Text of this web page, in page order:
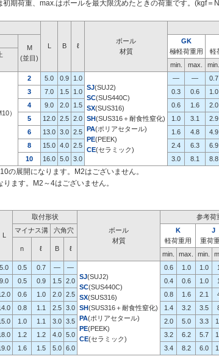
期荷重、max.はボールを最大限沈めたときの荷重です。(kgf＝
L B ℓ
ボール
材質
M
(並目)
GK
極軽荷重用
軽
min. max. min.
）
2 5.0 0.9
1.0
SJ(SUJ2)
SC(SUS440C)
SX(SUS316)
SH(SUS316＋耐食性窒化)
PA(ポリアセタール)
PE(PEEK)
CE(セラミック)
― ― 0.7
3
7.0 1.5 1.0 0.3 0.6 1.0
4
9.0 2.0 1.5 0.6 1.6 2.0
5
12.0 2.5 2.0 1.0 3.1 2.9
6
13.0 3.0 2.5 1.6 4.8 4.9
8
15.0 4.0 2.5 2.4 6.3 6.9
10
16.0 5.0 3.0 3.0 8.1 8.8
の展開になります。M2はございません。
ます。M2～4はございません。
L
取付形状
ボール
材質
参考荷
マイナス溝 六角穴
K
軽荷重用
J
重荷
n ℓ B ℓ
min. max. min.
5.0 0.5 0.7 ―
―
SJ(SUJ2)
SC(SUS440C)
SX(SUS316)
SH(SUS316＋耐食性窒化)
PA(ポリアセタール)
PE(PEEK)
CE(セラミック)
0.6 1.0 1.0
9.0 0.5 0.9 1.5 2.0 0.4 0.6 1.0
0.6 1.0 2.0 2.5 0.8 1.6 2.1
0.8 1.1 2.5 3.0 1.4 3.2 3.5
1.0 1.1 3.0 3.5 2.0 5.0 3.3
1.2 1.2 4.0 5.0 3.2 6.2 5.7
1.6 1.5 5.0 6.0 3.4 8.2 6.0